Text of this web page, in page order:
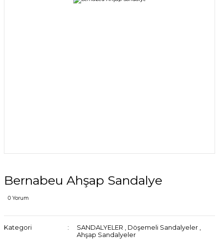
Bernabeu Ahşap Sandalye
0 Yorum
Kategori SANDALYELER , Döşemeli Sandalyeler ,
Ahşap Sandalyeler